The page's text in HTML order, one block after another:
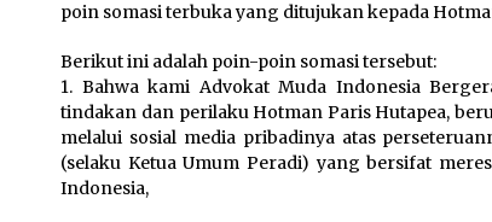
poin somasi terbuka yang ditujukan kepada
Berikut ini adalah poin-poin somasi tersebut:
1. Bahwa kami Advokat Muda Indonesia
tindakan dan perilaku Hotman Paris Hutapea,
melalui sosial media pribadinya atas
(selaku Ketua Umum Peradi) yang bersifat
Indonesia,